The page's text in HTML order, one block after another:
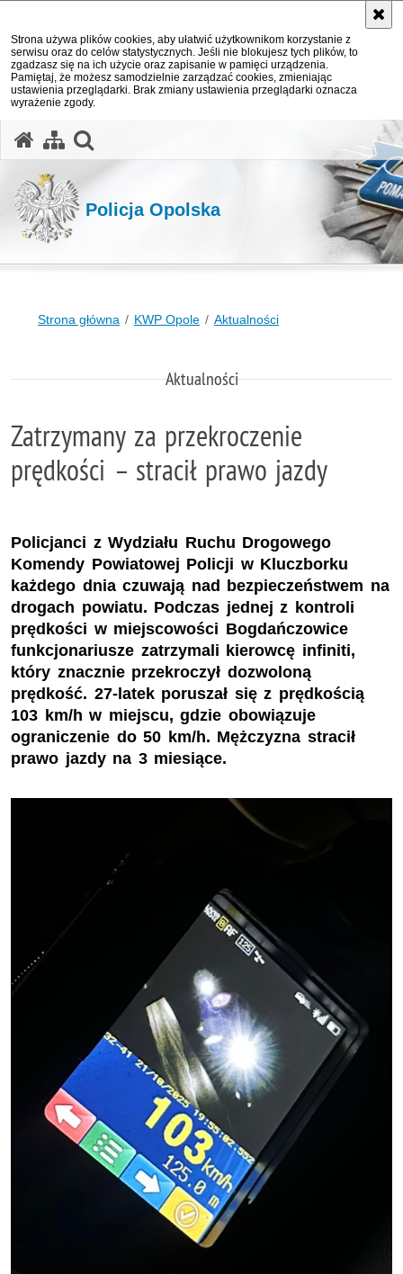
Strona używa plików cookies, aby ułatwić użytkownikom korzystanie z
serwisu oraz do celów statystycznych. Jeśli nie blokujesz tych plików, to
zgadzasz się na ich użycie oraz zapisanie w pamięci urządzenia.
Pamiętaj, że możesz samodzielnie zarządzać cookies, zmieniając
ustawienia przeglądarki. Brak zmiany ustawienia przeglądarki oznacza
wyrażenie zgody.
Policja Opolska
Strona główna KWP Opole Aktualności
Aktualności
Zatrzymany za przekroczenie
prędkości – stracił prawo jazdy
Policjanci z Wydziału Ruchu Drogowego
Komendy Powiatowej Policji w Kluczborku
każdego dnia czuwają nad bezpieczeństwem na
drogach powiatu. Podczas jednej z kontroli
prędkości w miejscowości Bogdańczowice
funkcjonariusze zatrzymali kierowcę infiniti,
który znacznie przekroczył dozwoloną
prędkość. 27-latek poruszał się z prędkością
103 km/h w miejscu, gdzie obowiązuje
ograniczenie do 50 km/h. Mężczyzna stracił
prawo jazdy na 3 miesiące.